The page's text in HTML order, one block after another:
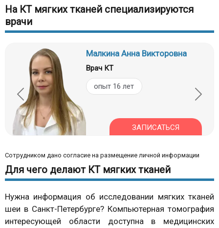
На КТ мягких тканей специализируются
врачи
Малкина Анна Викторовна
Врач КТ
опыт 16 лет
ЗАПИСАТЬСЯ
Сотрудником дано согласие на размещение личной информации
Для чего делают КТ мягких тканей
Нужна информация об исследовании мягких тканей
шеи в Санкт-Петербурге? Компьютерная томография
интересующей области доступна в медицинских